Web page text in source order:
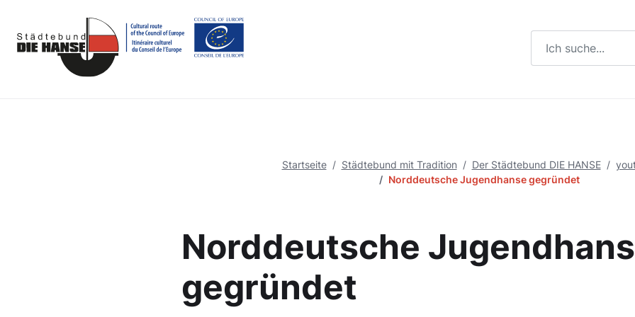
Startseite Städtebund mit Tradition Der Städtebund DIE HANSE
Norddeutsche Jugendhanse gegründet
Norddeutsche
gegründet